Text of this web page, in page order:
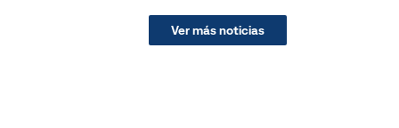
Ver más noticias